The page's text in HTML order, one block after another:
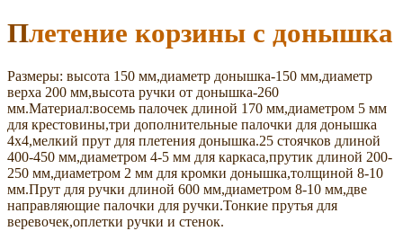
Плетение корзины с донышка
Размеры: высота 150 мм,диаметр донышка-150 мм,диаметр
верха 200 мм,высота ручки от донышка-260
мм.Материал:восемь палочек длиной 170 мм,диаметром 5 мм
для крестовины,три дополнительные палочки для донышка
4х4,мелкий прут для плетения донышка.25 стоячков длиной
400-450 мм,диаметром 4-5 мм для каркаса,прутик длиной 200-
250 мм,диаметром 2 мм для кромки донышка,толщиной 8-10
мм.Прут для ручки длиной 600 мм,диаметром 8-10 мм,две
направляющие палочки для ручки.Тонкие прутья для
веревочек,оплетки ручки и стенок.